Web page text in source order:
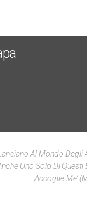
Al Mondo Degli
Uno Solo Di Questi
Accoglie Me’